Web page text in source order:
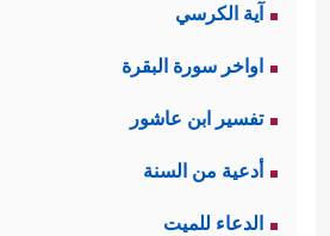
آية الكرسي
اواخر سورة البقرة
تفسير ابن عاشور
أدعية من السنة
الدعاء للميت